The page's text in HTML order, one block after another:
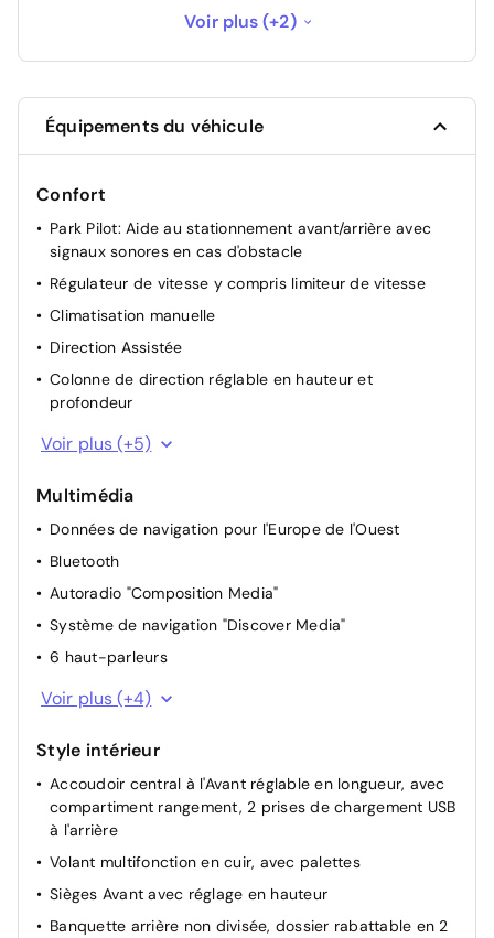
Système Navigation & Infotainment "Discover
mois
Voir plus (+2)
Équipements du véhicule
Confort
Park Pilot: Aide au stationnement avant/arrière avec
signaux sonores en cas d'obstacle
Régulateur de vitesse y compris limiteur de vitesse
Climatisation manuelle
Direction Assistée
Colonne de direction réglable en hauteur et
profondeur
Plancher de coffre à bagages
Vitres AV et AR électriques
Miroirs de courtoisie éclairés dans les pare-soleil
Dispositif start/stop de mise en veille avec
récupération de l'énergie au freinage
Voir plus (+5)
Multimédia
Données de navigation pour l'Europe de l'Ouest
Bluetooth
Autoradio "Composition Media"
Système de navigation "Discover Media"
6 haut-parleurs
App-Connect et "Volkswagen Media Control"
2 interfaces USB, également pour iPod/iPhone
VW Connect
Voir plus (+4)
Style intérieur
Accoudoir central à l'Avant réglable en longueur, avec
compartiment rangement, 2 prises de chargement USB
à l'arrière
Volant multifonction en cuir, avec palettes
Sièges Avant avec réglage en hauteur
Banquette arrière non divisée, dossier rabattable en 2